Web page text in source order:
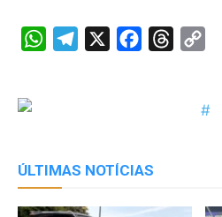
WhatsAppTelegram FacebookThreads
ÚLTIMAS NOTÍCIAS